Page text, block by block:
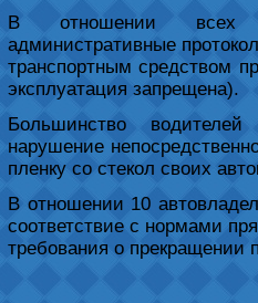
В отношении всех
административные
транспортным средством
эксплуатация запрещена).
Большинство
нарушение
пленку со стекол своих
В отношении 10
соответствие с нормами
требования о прекращении